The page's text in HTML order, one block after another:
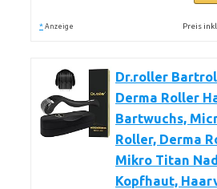
* Anzeige Preis
Dr.roller
Derma Roller
Bartwuchs,
Roller, Derma
Mikro Titan
Kopfhaut,